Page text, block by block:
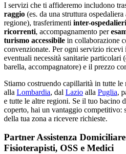
I servizi che ti affideremo includono
raggio (es. da una struttura
regione), trasferimenti inter-ospedalieri
ricorrenti, accompagnamento per
turismo accessibile in collaborazione
convenzionate. Per ogni servizio ricevi
eventuali necessità sanitarie particolari
barella, accompagnatore) e il prezzo
Stiamo costruendo capillarità in tutte
alla Lombardia, dal Lazio alla Puglia,
e tutte le altre regioni. Se il tuo bacino
coperto, hai un vantaggio competitivo:
della tua zona a ricevere richieste.
Partner Assistenza
Fisioterapisti, OSS e Medici